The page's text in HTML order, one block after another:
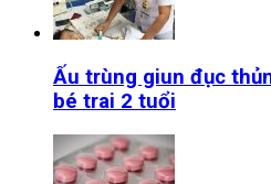
Ấu trùng giun đục
bé trai 2 tuổi